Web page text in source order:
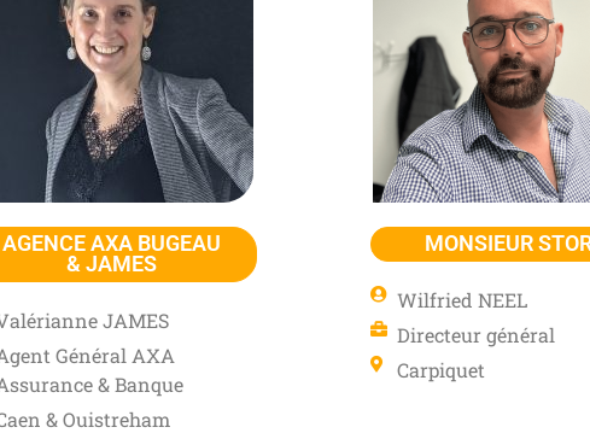
AGENCE AXA BUGEAU
& JAMES
JAMES
Général AXA
& Banque
& Ouistreham
MONSIEUR
Wilfried NEEL
Directeur général
Carpiquet